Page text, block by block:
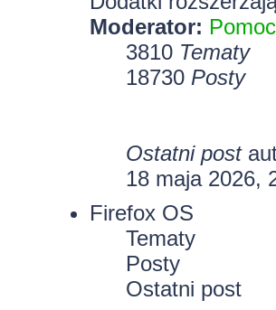
Moderator:
3810 Tematy
18730 Posty
Ostatni post
18 maja 2026,
Firefox OS
Tematy
Posty
Ostatni post